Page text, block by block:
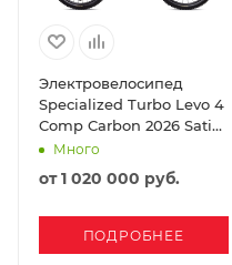
Электровелосипед
Specialized Turbo Levo 4
Comp Carbon 2026 Satin
Champagne / Metallic
Много
от1 020 000 руб.
ПОДРОБНЕЕ